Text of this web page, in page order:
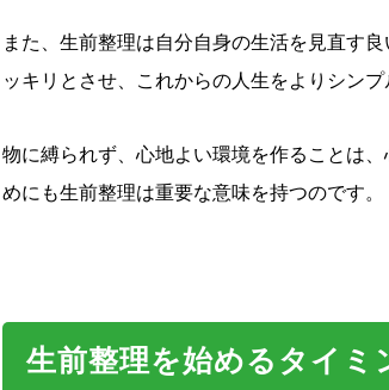
また、生前整理は自分自身の生活を見直す
ッキリとさせ、これからの人生をよりシン
物に縛られず、心地よい環境を作ることは
めにも生前整理は重要な意味を持つのです。
生前整理を始めるタイミ